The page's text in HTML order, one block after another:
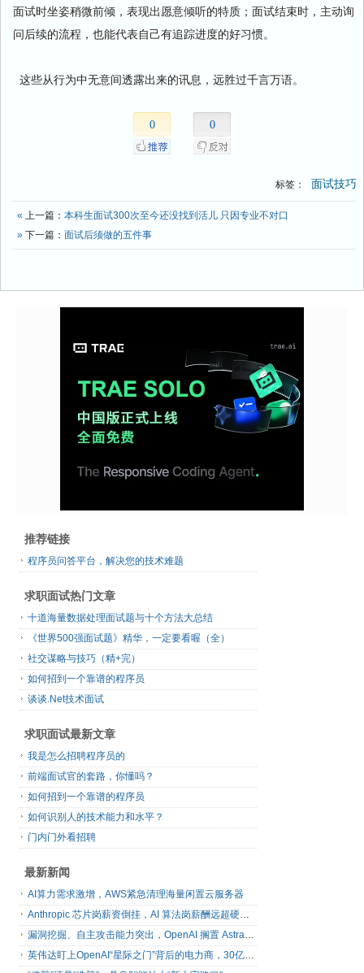
面试时坐姿稍微前倾，表现出愿意倾听的特质；面试结束时，主动询
问后续的流程，也能代表自己有追踪进度的好习惯。
这些从行为中无意间透露出来的讯息，远胜过千言万语。
0 0
标签： 面试技巧
« 上一篇： 本科生面试300次至今还没找到活儿 只因专业不对口
» 下一篇： 面试后须做的五件事
推荐链接
程序员问答平台，解决您的技术难题
求职面试热门文章
十道海量数据处理面试题与十个方法大总结
《世界500强面试题》精华，一定要看喔（全）
社交谋略与技巧（精+完）
如何招到一个靠谱的程序员
谈谈.Net技术面试
求职面试最新文章
我是怎么招聘程序员的
前端面试官的套路，你懂吗？
如何招到一个靠谱的程序员
如何识别人的技术能力和水平？
门内门外看招聘
最新新闻
AI算力需求激增，AWS紧急清理海量闲置云服务器
Anthropic 芯片岗薪资倒挂，AI 算法岗薪酬远超硬件工程师
漏洞挖掘、自主攻击能力突出，OpenAI 搁置 Astra 模型发布
英伟达盯上OpenAI“星际之门”背后的电力商，30亿美元直接入股